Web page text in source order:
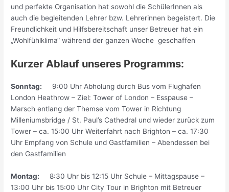
und perfekte Organisation hat sowohl die SchülerInnen als
auch die begleitenden Lehrer bzw. Lehrerinnen begeistert. Die
Freundlichkeit und Hilfsbereitschaft unser Betreuer hat ein
„Wohlfühlklima“ während der ganzen Woche geschaffen
Kurzer Ablauf unseres Programms:
Sonntag: 9:00 Uhr Abholung durch Bus vom Flughafen
London Heathrow – Ziel: Tower of London – Esspause –
Marsch entlang der Themse vom Tower in Richtung
Milleniumsbridge / St. Paul’s Cathedral und wieder zurück zum
Tower – ca. 15:00 Uhr Weiterfahrt nach Brighton – ca. 17:30
Uhr Empfang von Schule und Gastfamilien – Abendessen bei
den Gastfamilien
Montag: 8:30 Uhr bis 12:15 Uhr Schule – Mittagspause –
13:00 Uhr bis 15:00 Uhr City Tour in Brighton mit Betreuer